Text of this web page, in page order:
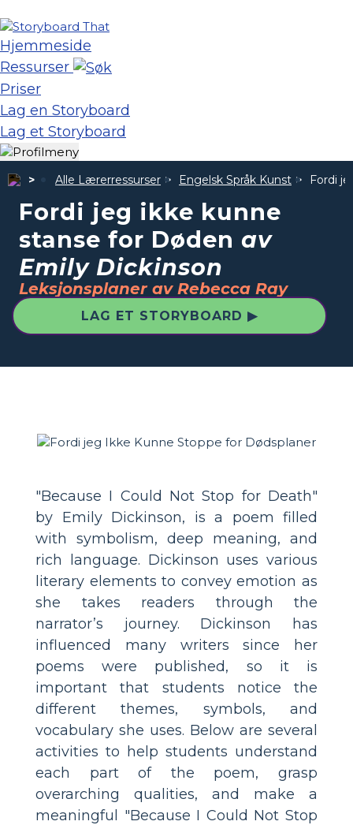
Hjemmeside
Ressurser
Priser
Lag en Storyboard
Lag et Storyboard
Alle Lærerressurser Engelsk Språk Kunst Fordi
Fordi jeg ikke kunne
stanse for Døden av
Emily Dickinson
Leksjonsplaner av Rebecca Ray
LAG ET STORYBOARD ▶
"Because I Could Not Stop for Death"
by Emily Dickinson, is a poem filled
with symbolism, deep meaning, and
rich language. Dickinson uses various
literary elements to convey emotion as
she takes readers through the
narrator’s journey. Dickinson has
influenced many writers since her
poems were published, so it is
important that students notice the
different themes, symbols, and
vocabulary she uses. Below are several
activities to help students understand
each part of the poem, grasp
overarching qualities, and make a
meaningful "Because I Could Not Stop